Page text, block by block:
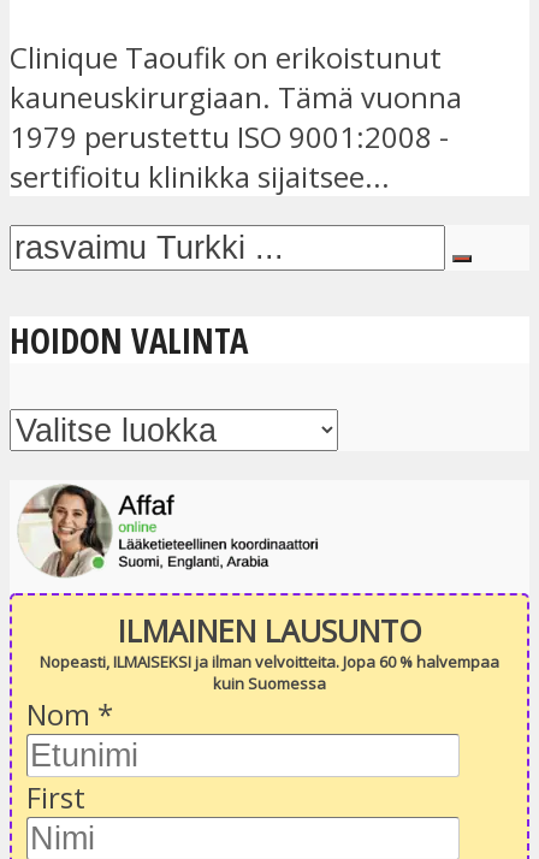
Clinique Taoufik on erikoistunut
kauneuskirurgiaan. Tämä vuonna
1979 perustettu ISO 9001:2008 -
sertifioitu klinikka sijaitsee...
HOIDON VALINTA
ILMAINEN LAUSUNTO
Nopeasti, ILMAISEKSI ja ilman velvoitteita. Jopa 60 % halvempaa
kuin Suomessa
Nom *
First